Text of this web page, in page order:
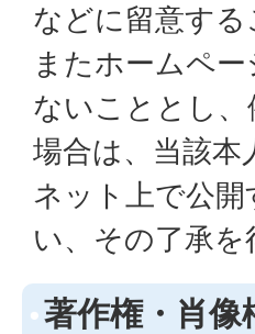
などに留意する
またホームペ
ないこととし
場合は、当該本
ネット上で公
い、その了承を
著作権・肖像